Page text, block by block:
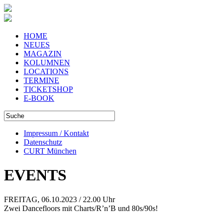
HOME
NEUES
MAGAZIN
KOLUMNEN
LOCATIONS
TERMINE
TICKETSHOP
E-BOOK
Impressum / Kontakt
Datenschutz
CURT München
EVENTS
FREITAG, 06.10.2023 / 22.00 Uhr
Zwei Dancefloors mit Charts/R’n’B und 80s/90s!